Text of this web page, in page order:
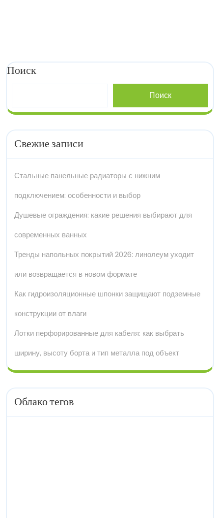
Поиск
Поиск
Свежие записи
Стальные панельные радиаторы с нижним
подключением: особенности и выбор
Душевые ограждения: какие решения выбирают для
современных ванных
Тренды напольных покрытий 2026: линолеум уходит
или возвращается в новом формате
Как гидроизоляционные шпонки защищают подземные
конструкции от влаги
Лотки перфорированные для кабеля: как выбрать
ширину, высоту борта и тип металла под объект
Облако тегов